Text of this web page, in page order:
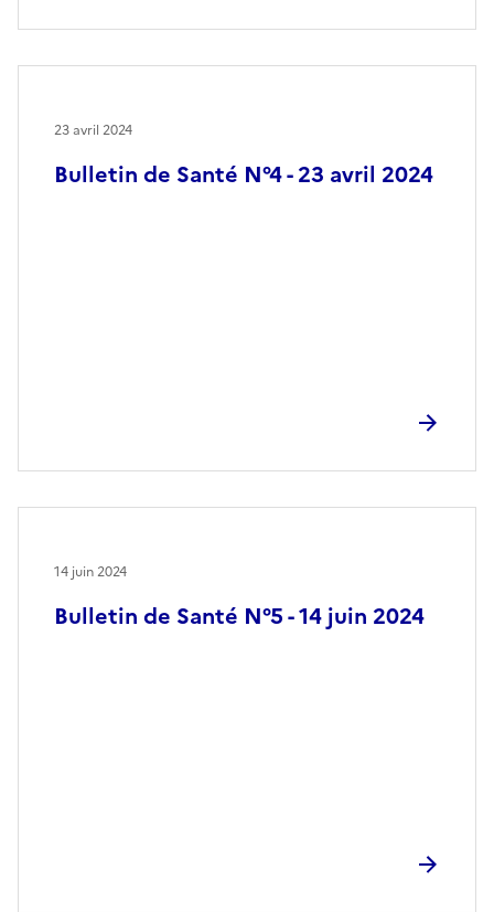
Bulletin de Santé N°4 - 23 avril 2024
23 avril 2024
Bulletin de Santé N°5 - 14 juin 2024
14 juin 2024